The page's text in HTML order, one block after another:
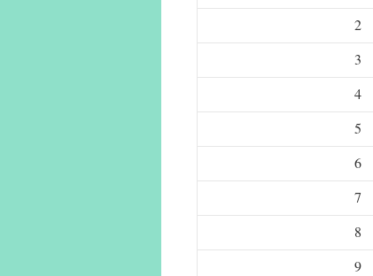
2
3
4
5
6
7
8
9